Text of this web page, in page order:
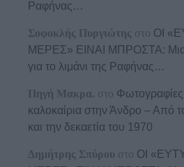
Ραφήνας…
Σοφοκλής Πυργιώτης στο ΟΙ
ΜΕΡΕΣ» ΕΙΝΑΙ ΜΠΡΟΣΤΑ: Μια
για το λιμάνι της Ραφήνας…
Πηγή Μακρα. στο
καλοκαίρια στην Άνδρο – Από
και την δεκαετία του 1970
Δημήτρης Σπύρου στο ΟΙ